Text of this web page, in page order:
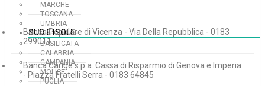
MARCHE
TOSCANA
UMBRIA
SUD E ISOLE
BASILICATA
CALABRIA
CAMPANIA
MOLISE
PUGLIA
Banca Popolare di Vicenza - Via Della Repubblica - 0183
299011
Banca Carige s.p.a. Cassa di Risparmio di Genova e Imperia
- Piazza Fratelli Serra - 0183 64845